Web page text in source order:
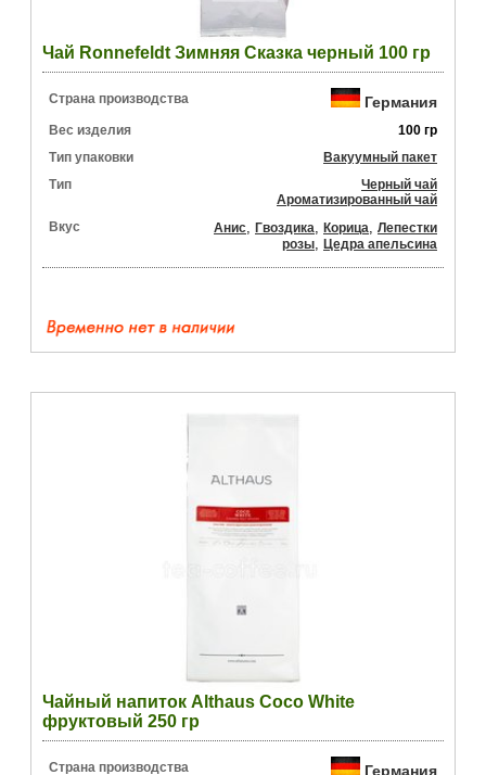
Чай Ronnefeldt Зимняя Сказка черный 100 гр
Страна производства Германия
Вес изделия
100 гр
Тип упаковки
Вакуумный пакет
Тип
Черный чай
Ароматизированный чай
Вкус
Анис, Гвоздика, Корица, Лепестки
розы, Цедра апельсина
Чайный напиток Althaus Coco White
фруктовый 250 гр
Страна производства Германия